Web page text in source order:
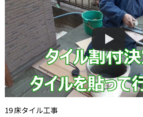
19 床タイル工事